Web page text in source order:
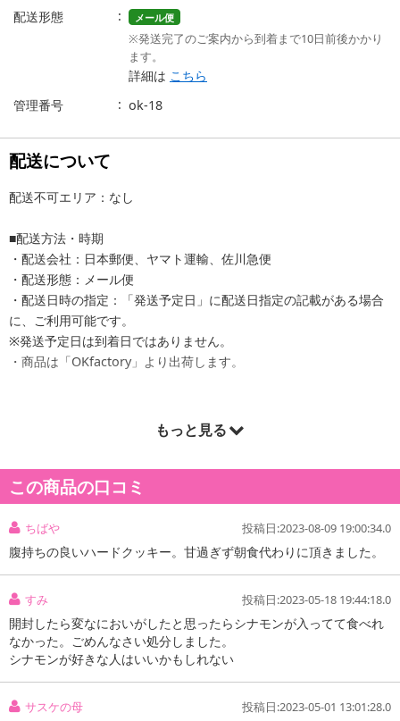
配送形態 メール便
※発送完了のご案内から到着まで10日前後かかり
ます。
詳細は こちら
管理番号
ok-18
配送について
配送不可エリア：なし
■配送方法・時期
・配送会社：日本郵便、ヤマト運輸、佐川急便
・配送形態：メール便
・配送日時の指定：「発送予定日」に配送日指定の記載がある場合
に、ご利用可能です。
※発送予定日は到着日ではありません。
・商品は「OKfactory」より出荷します。
もっと見る
この商品の口コミ
ちばや 投稿日:2023-08-09 19:00:34.0
腹持ちの良いハードクッキー。甘過ぎず朝食代わりに頂きました。
すみ 投稿日:2023-05-18 19:44:18.0
開封したら変なにおいがしたと思ったらシナモンが入ってて食べれ
なかった。ごめんなさい処分しました。
シナモンが好きな人はいいかもしれない
サスケの母 投稿日:2023-05-01 13:01:28.0